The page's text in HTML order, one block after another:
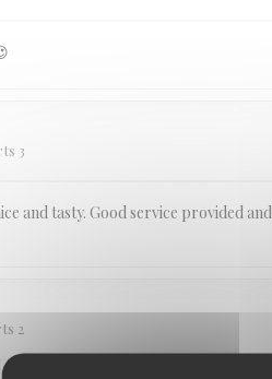
3
and tasty. Good service provided
2